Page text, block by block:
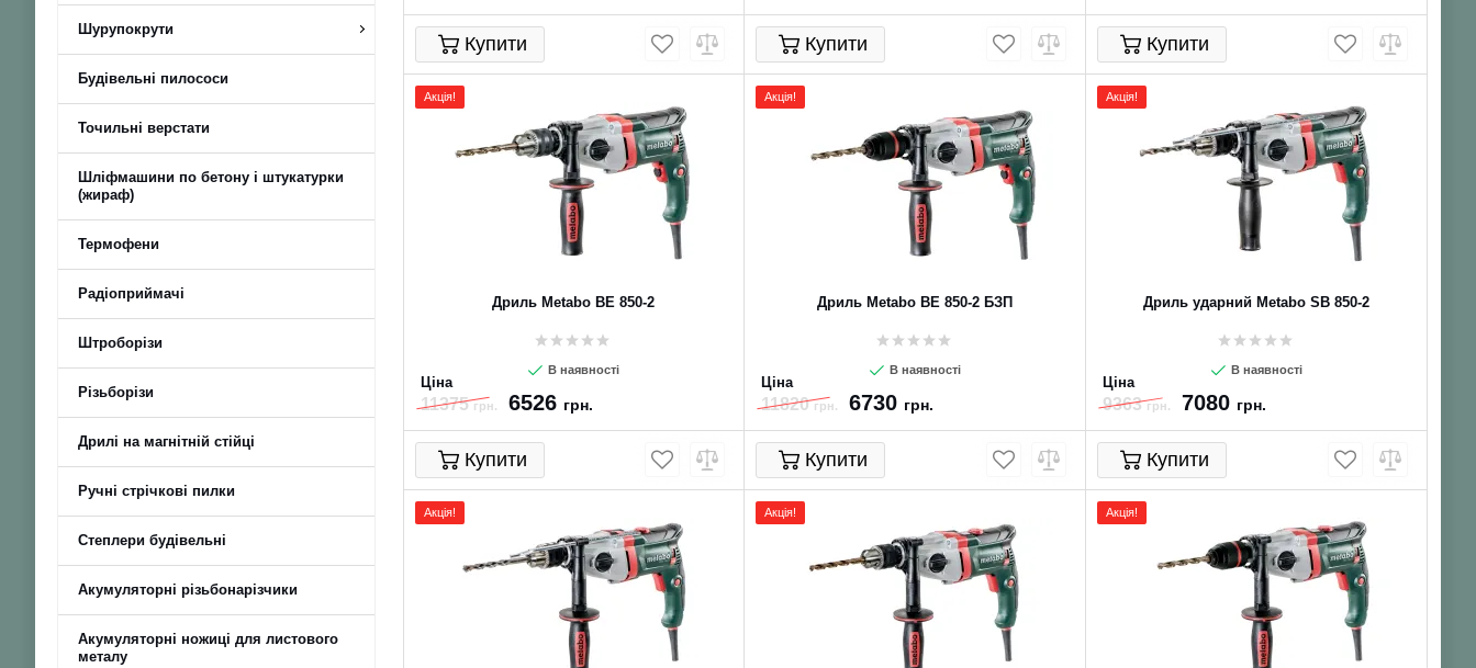
Купити Купити Купити
Акція!
Дриль Metabo BE 850-2
В наявності
Ціна
11375грн. 6526 грн.
Купити
Акція!
Дриль Metabo BE 850-2 БЗП
В наявності
Ціна
11820грн. 6730 грн.
Купити
Акція!
Дриль ударний Metabo SB 850-2
В наявності
Ціна
9363грн. 7080 грн.
Купити
Акція! Акція! Акція!
Шурупокрути
Будівельні пилососи
Точильні верстати
Шліфмашини по бетону і штукатурки
(жираф)
Термофени
Радіоприймачі
Штроборізи
Різьборізи
Дрилі на магнітній стійці
Ручні стрічкові пилки
Степлери будівельні
Акумуляторні різьбонарізчики
Акумуляторні ножиці для листового
металу